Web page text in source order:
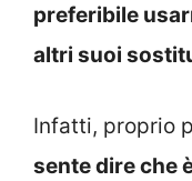
preferibile
altri suoi
Infatti, proprio
sente dire che